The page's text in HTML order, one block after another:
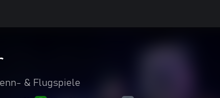
& Flugspiele